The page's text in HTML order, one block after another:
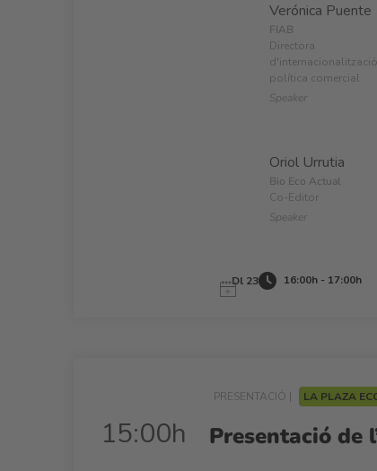
Oriol Urrutia
Bio Eco Actual
Co-Editor
Speaker
Verónica Puente
FIAB
Directora
política comercial
Speaker
Dl 23 16:00h - 17:00h
15:00h
PRESENTACIÓ | LA PLAZA
Presentació de